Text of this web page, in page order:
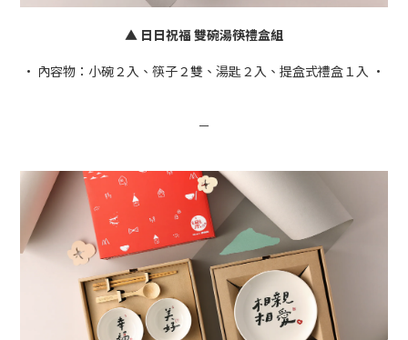
▲ 日日祝福 雙碗湯筷禮盒組
• 內容物：小碗２入、筷子２雙、湯匙２入、提盒式禮盒１入 •
－